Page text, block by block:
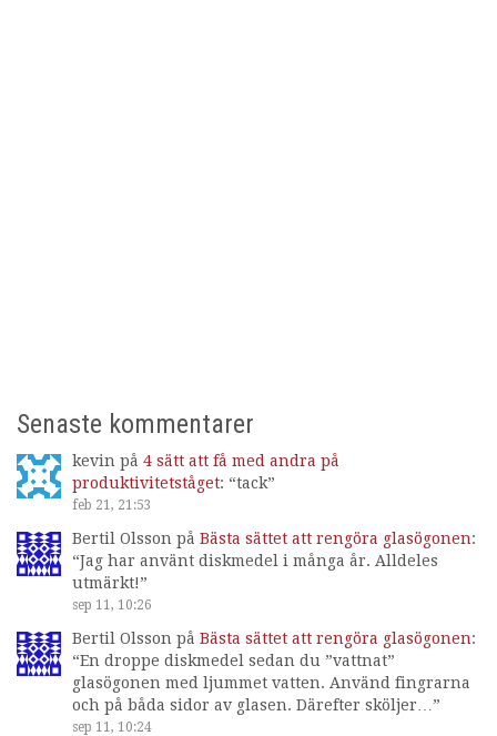
Senaste kommentarer
kevin på 4 sätt att få med andra på
produktivitetståget: “tack”
feb 21, 21:53
Bertil Olsson på Bästa sättet att rengöra glasögonen:
“Jag har använt diskmedel i många år. Alldeles
utmärkt!”
sep 11, 10:26
Bertil Olsson på Bästa sättet att rengöra glasögonen:
“En droppe diskmedel sedan du ”vattnat”
glasögonen med ljummet vatten. Använd fingrarna
och på båda sidor av glasen. Därefter sköljer… ”
sep 11, 10:24